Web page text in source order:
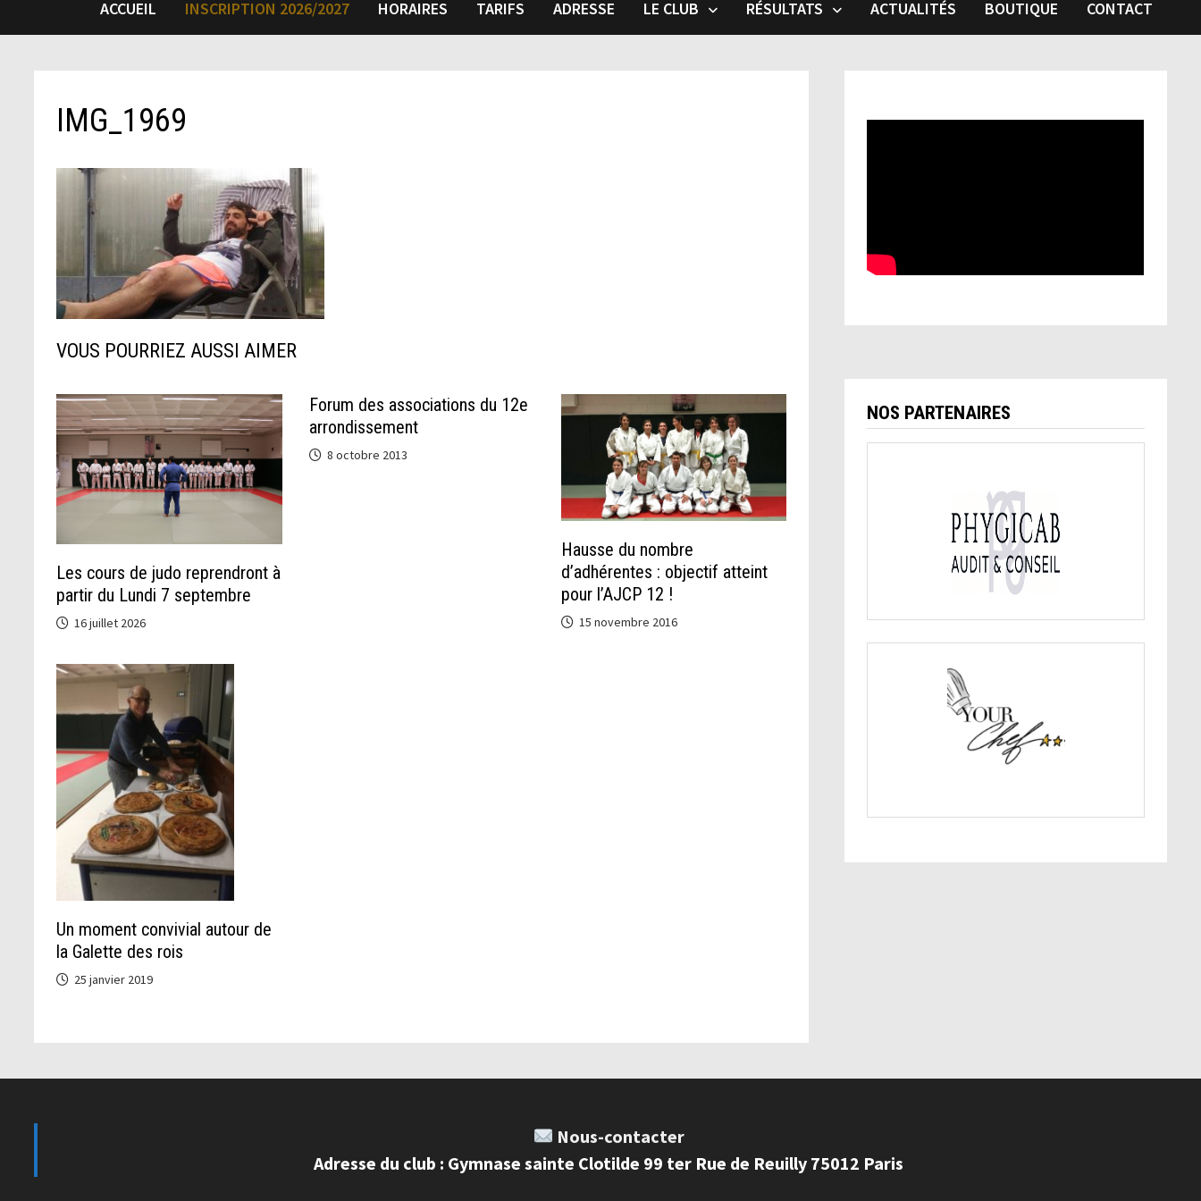
ACCUEIL INSCRIPTION 2026/2027 HORAIRES TARIFS ADRESSE LE CLUB RÉSULTATS ACTUALITÉS BOUTIQUE CONTACT
IMG_1969
VOUS POURRIEZ AUSSI AIMER
Les cours de judo reprendront à
partir du Lundi 7 septembre
16 juillet 2026
Forum des associations du 12e
arrondissement
8 octobre 2013
Hausse du nombre
d’adhérentes : objectif atteint
pour l’AJCP 12 !
15 novembre 2016
Un moment convivial autour de
la Galette des rois
25 janvier 2019
NOS PARTENAIRES
Nous-contacter
Adresse du club : Gymnase sainte Clotilde 99 ter Rue de Reuilly 75012 Paris